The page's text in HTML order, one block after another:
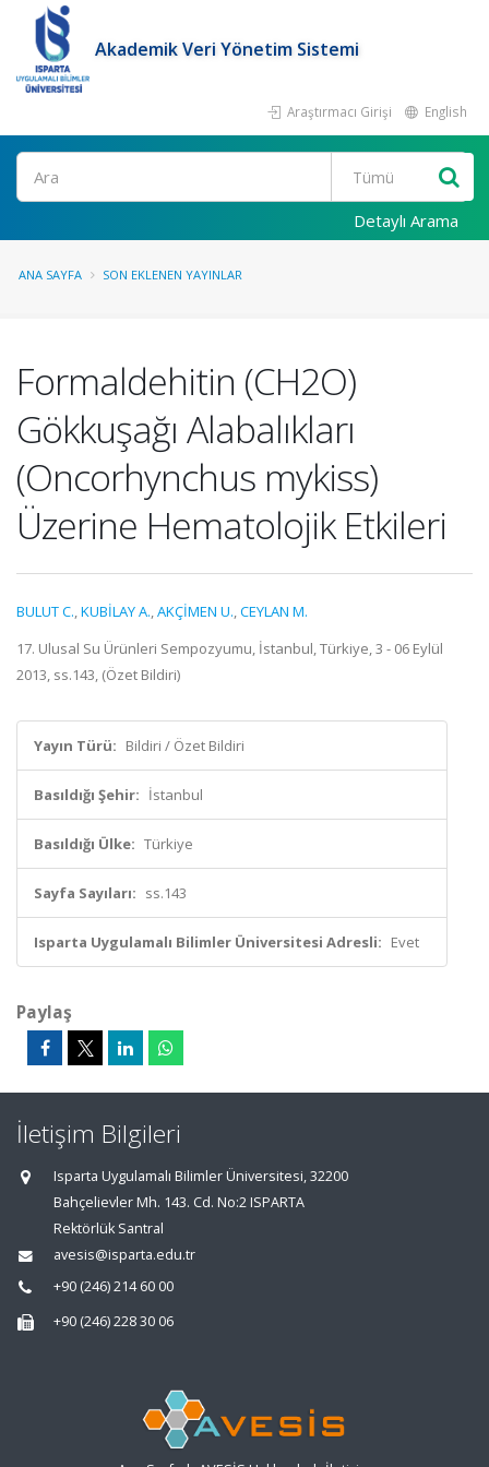
Akademik Veri Yönetim Sistemi
Araştırmacı Girişi English
Ara
Detaylı Arama
ANA SAYFA SON EKLENEN YAYINLAR
Formaldehitin (CH2O)
Gökkuşağı Alabalıkları
(Oncorhynchus mykiss)
Üzerine Hematolojik Etkileri
BULUT C.,KUBİLAY A.,AKÇİMEN U.,CEYLAN M.
17. Ulusal Su Ürünleri Sempozyumu, İstanbul, Türkiye, 3 - 06 Eylül
2013, ss.143, (Özet Bildiri)
Yayın Türü: Bildiri / Özet Bildiri
Basıldığı Şehir: İstanbul
Basıldığı Ülke: Türkiye
Sayfa Sayıları: ss.143
Isparta Uygulamalı Bilimler Üniversitesi Adresli: Evet
Paylaş
İletişim Bilgileri
Isparta Uygulamalı Bilimler Üniversitesi, 32200
Bahçelievler Mh. 143. Cd. No:2 ISPARTA
Rektörlük Santral
avesis@isparta.edu.tr
+90 (246) 214 60 00
+90 (246) 228 30 06